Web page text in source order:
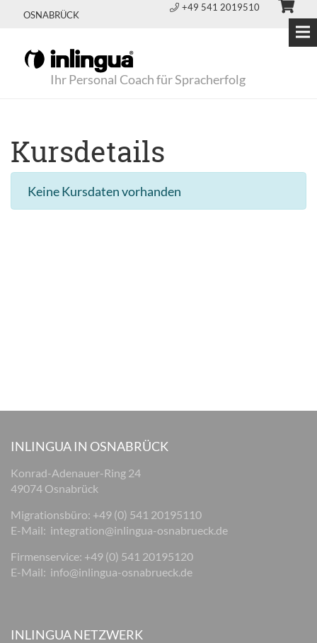
OSNABRÜCK
+49 541 2019510
Ihr Personal Coach für Spracherfolg
Kursdetails
Keine Kursdaten vorhanden
INLINGUA IN OSNABRÜCK
Konrad-Adenauer-Ring 24
49074 Osnabrück
Migrationsbüro: +49 (0) 541 20195110
E-Mail: integration@inlingua-osnabrueck.de
Firmenservice: +49 (0) 541 20195120
E-Mail: info@inlingua-osnabrueck.de
INLINGUA NETZWERK